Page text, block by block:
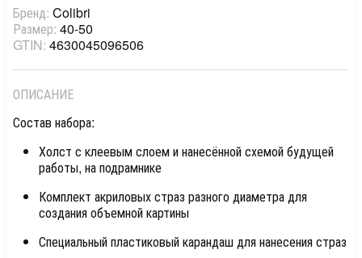
Бренд: Colibri
Размер: 40-50
GTIN: 4630045096506
ОПИСАНИЕ
Состав набора:
Холст с клеевым слоем и нанесённой схемой будущей
работы, на подрамнике
Комплект акриловых страз разного диаметра для
создания объемной картины
Специальный пластиковый карандаш для нанесения страз